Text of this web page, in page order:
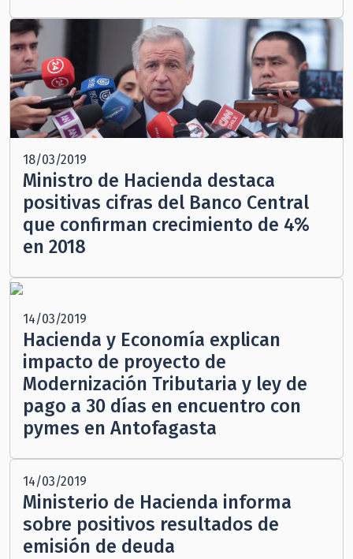
18/03/2019
Ministro de Hacienda destaca
positivas cifras del Banco Central
que confirman crecimiento de 4%
en 2018
14/03/2019
Hacienda y Economía explican
impacto de proyecto de
Modernización Tributaria y ley de
pago a 30 días en encuentro con
pymes en Antofagasta
14/03/2019
Ministerio de Hacienda informa
sobre positivos resultados de
emisión de deuda